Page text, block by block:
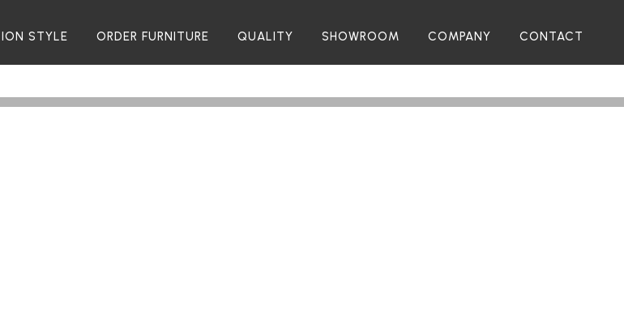
STYLE ORDER FURNITURE QUALITY SHOWROOM COMPANY CONTACT